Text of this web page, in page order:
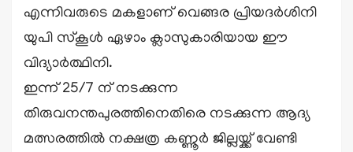
എന്നിവരുടെ മകളാണ് വെങ്ങര പ്രിയദർശിനി
യുപി സ്കൂൾ ഏഴാം ക്ലാസുകാരിയായ ഈ
വിദ്യാർത്ഥിനി.
ഇന്ന് 25/7 ന് നടക്കുന്ന
തിരുവനന്തപുരത്തിനെതിരെ നടക്കുന്ന ആദ്യ
മത്സരത്തിൽ നക്ഷത്ര കണ്ണൂർ ജില്ലയ്ക്ക് വേണ്ടി